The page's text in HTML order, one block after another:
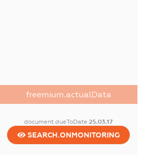
freemium.actualData
document.dueToDate25.03.17
SEARCH.ONMONITORING